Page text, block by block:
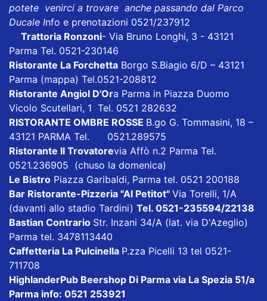
potete venirci a trovare anche passando dal Parco
Ducale Info e prenotazioni 0521/237912
Trattoria Ronzoni- Via Bruno Longhi, 3 - 43121
Parma Tel. 0521-230146
Ristorante La Forchetta Borgo S.Biagio 6/D – 43121
Parma (mappa) Tel.0521-208812
Ristorante Angiol D'Ora Parma in Piazza Duomo
Vicolo Scutellari, 1 Tel. 0521 282632
RISTORANTE OMBRE ROSSE B.go G. Tommasini, 18 –
43121 PARMA Tel. 0521.289575
Ristorante Il Trovatorevia Affò n.2 Parma Tel.
0521.236905 (chuso la domenica)
Le Bistro Piazza Garibaldi, Parma tel. 0521 200188
Bar Ristorante-Pizzeria "Al Petitot" Via Torelli, 1/A
(davanti allo stadio Tardini) Tel. 0521-235594/22138
Bastian Contrario Str. Inzani 34/A (lat. via D'Azeglio)
Parma tel. 3478113440
Caffetteria La Pulcinella P.zza Picelli 13 tel 0521-
711708
HighlanderPub Beershop Di Parma via La Spezia 51/a
Parma info: 0521 253921